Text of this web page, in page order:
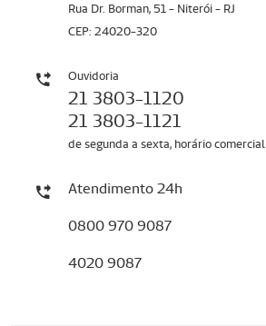
Rua Dr. Borman, 51 - Niterói - RJ
CEP: 24020-320
Ouvidoria
21 3803-1120
21 3803-1121
de segunda a sexta, horário comercial
Atendimento 24h
0800 970 9087
4020 9087